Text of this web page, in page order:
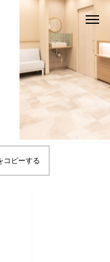
コピーする